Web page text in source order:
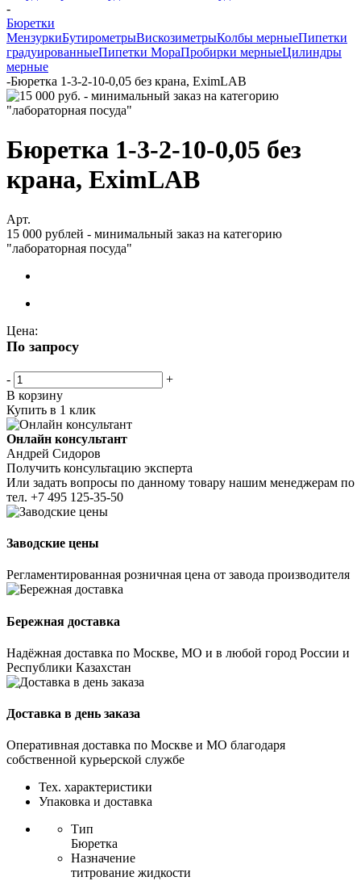
-
Бюретки
МензуркиБутирометрыВискозиметрыКолбы мерныеПипетки
градуированныеПипетки МораПробирки мерныеЦилиндры
мерные
-Бюретка 1-3-2-10-0,05 без крана, EximLAB
Бюретка 1-3-2-10-0,05 без
крана, EximLAB
Арт.
15 000 рублей - минимальный заказ на категорию
"лабораторная посуда"
Цена:
По запросу
-
+
В корзину
Купить в 1 клик
Онлайн консультант
Андрей Сидоров
Получить консультацию эксперта
Или задать вопросы по данному товару нашим менеджерам по
тел. +7 495 125-35-50
Заводские цены
Регламентированная розничная цена от завода производителя
Бережная доставка
Надёжная доставка по Москве, МО и в любой город России и
Республики Казахстан
Доставка в день заказа
Оперативная доставка по Москве и МО благодаря
собственной курьерской службе
Тех. характеристики
Упаковка и доставка
Тип
Бюретка
Назначение
титрование жидкости